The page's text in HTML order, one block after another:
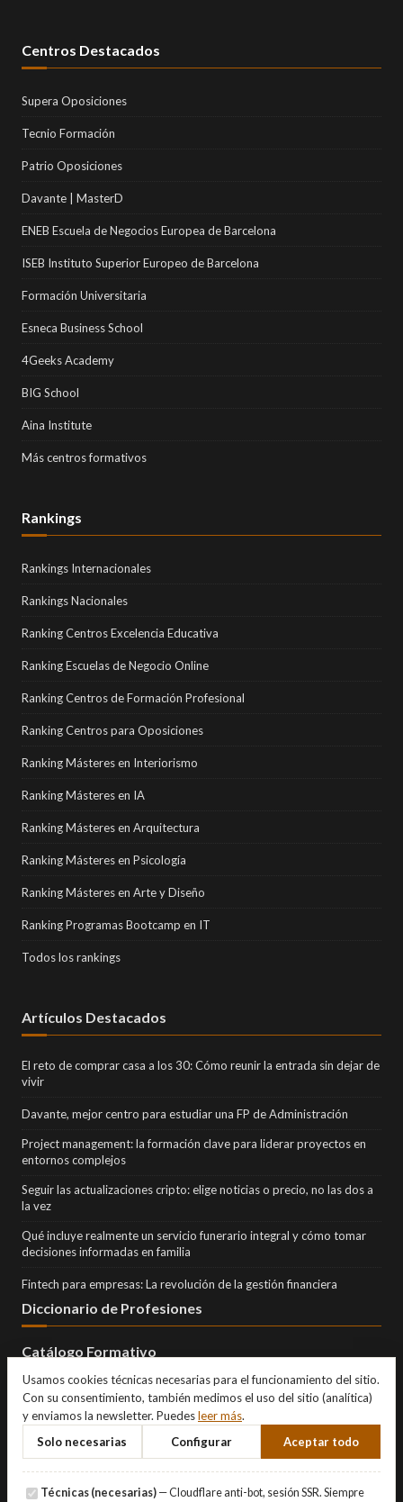
Centros Destacados
Supera Oposiciones
Tecnio Formación
Patrio Oposiciones
Davante | MasterD
ENEB Escuela de Negocios Europea de Barcelona
ISEB Instituto Superior Europeo de Barcelona
Formación Universitaria
Esneca Business School
4Geeks Academy
BIG School
Aina Institute
Más centros formativos
Rankings
Rankings Internacionales
Rankings Nacionales
Ranking Centros Excelencia Educativa
Ranking Escuelas de Negocio Online
Ranking Centros de Formación Profesional
Ranking Centros para Oposiciones
Ranking Másteres en Interiorismo
Ranking Másteres en IA
Ranking Másteres en Arquitectura
Ranking Másteres en Psicología
Ranking Másteres en Arte y Diseño
Ranking Programas Bootcamp en IT
Todos los rankings
Artículos Destacados
El reto de comprar casa a los 30: Cómo reunir la entrada sin dejar de
vivir
Davante, mejor centro para estudiar una FP de Administración
Project management: la formación clave para liderar proyectos en
entornos complejos
Seguir las actualizaciones cripto: elige noticias o precio, no las dos a
la vez
Qué incluye realmente un servicio funerario integral y cómo tomar
decisiones informadas en familia
Fintech para empresas: La revolución de la gestión financiera
Diccionario de Profesiones
Catálogo Formativo
Usamos cookies técnicas necesarias para el funcionamiento del sitio.
Con su consentimiento, también medimos el uso del sitio (analítica)
y enviamos la newsletter. Puedesleer más.
Solo necesarias
Configurar Aceptar todo
Técnicas (necesarias) — Cloudflare anti-bot, sesión SSR. Siempre